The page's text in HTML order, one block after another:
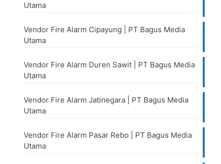
Utama
Vendor Fire Alarm Cipayung | PT Bagus Media
Utama
Vendor Fire Alarm Duren Sawit | PT Bagus Media
Utama
Vendor Fire Alarm Jatinegara | PT Bagus Media
Utama
Vendor Fire Alarm Pasar Rebo | PT Bagus Media
Utama